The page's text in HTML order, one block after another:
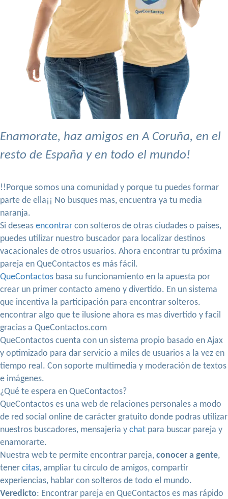
Enamorate, haz amigos en A Coruña, en el
resto de España y en todo el mundo!
!!Porque somos una comunidad y porque tu puedes formar
parte de ella¡¡ No busques mas, encuentra ya tu media
naranja.
Si deseas encontrar con solteros de otras ciudades o paises,
puedes utilizar nuestro buscador para localizar destinos
vacacionales de otros usuarios. Ahora encontrar tu próxima
pareja en QueContactos es más fácil.
QueContactos basa su funcionamiento en la apuesta por
crear un primer contacto ameno y divertido. En un sistema
que incentiva la participación para encontrar solteros.
encontrar algo que te ilusione ahora es mas divertido y facil
gracias a QueContactos.com
QueContactos cuenta con un sistema propio basado en Ajax
y optimizado para dar servicio a miles de usuarios a la vez en
tiempo real. Con soporte multimedia y moderación de textos
e imágenes.
¿Qué te espera en QueContactos?
QueContactos es una web de relaciones personales a modo
de red social online de carácter gratuito donde podras utilizar
nuestros buscadores, mensajeria y chat para buscar pareja y
enamorarte.
Nuestra web te permite encontrar pareja, conocer a gente,
tener citas, ampliar tu círculo de amigos, compartir
experiencias, hablar con solteros de todo el mundo.
Veredicto: Encontrar pareja en QueContactos es mas rápido